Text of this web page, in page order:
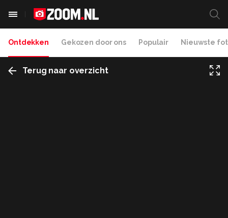
Ontdekken Gekozen door ons Populair Nieuwste
Terug naar overzicht